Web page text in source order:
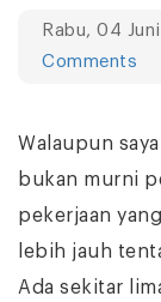
Rabu, 04
Comments
Walaupun
bukan murni
pekerjaan
lebih jauh
Ada sekitar